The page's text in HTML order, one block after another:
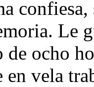
confiesa,
Le
ocho
en vela